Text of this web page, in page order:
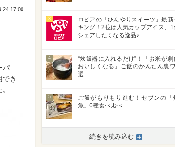
17:00
パ
でき
3
ロピアの「ひんやりスイーツ」最新
キング！2位は人気カップアイス、1
シェアしたくなる逸品♪
4
“炊飯器に入れるだけ”！「お米が劇
おいしくなる」ご飯のかんたん裏
選
5
ご飯がもりもり進む！セブンの「
魚」6種食べ比べ
続きを読み込む